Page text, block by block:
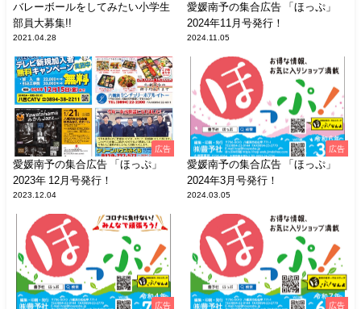
バレーボールをしてみたい小学生
部員大募集!!
2021.04.28
愛媛南予の集合広告 「ほっぷ」
2024年11月号発行！
2024.11.05
広告
愛媛南予の集合広告 「ほっぷ」
2023年 12月号発行！
2023.12.04
広告
愛媛南予の集合広告 「ほっぷ」
2024年3月号発行！
2024.03.05
広告 広告